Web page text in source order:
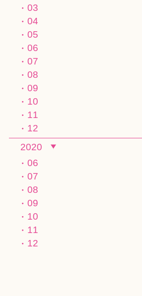
03
04
05
06
07
08
09
10
11
12
2020
06
07
08
09
10
11
12